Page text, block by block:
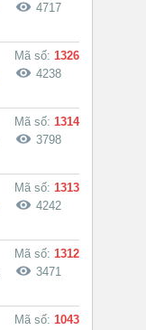
4717
Mã số: 1326
4238
Mã số: 1314
3798
Mã số: 1313
4242
Mã số: 1312
3471
Mã số: 1043